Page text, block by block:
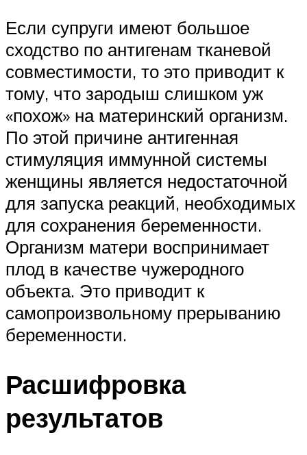
Если супруги имеют большое
сходство по антигенам тканевой
совместимости, то это приводит к
тому, что зародыш слишком уж
«похож» на материнский организм.
По этой причине антигенная
стимуляция иммунной системы
женщины является недостаточной
для запуска реакций, необходимых
для сохранения беременности.
Организм матери воспринимает
плод в качестве чужеродного
объекта. Это приводит к
самопроизвольному прерыванию
беременности.
Расшифровка
результатов